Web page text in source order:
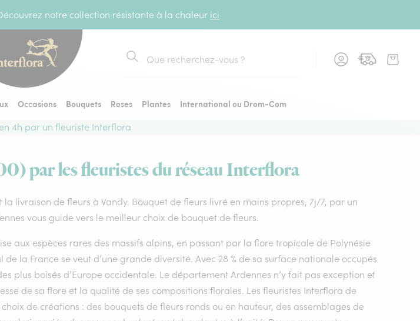
notre collection résistante à la chaleur ici
Rechercher
Occasions Bouquets Roses Plantes
International ou Drom-Com
4h par un fleuriste Interflora
par les fleuristes du réseau Interflora
la livraison de fleurs à Vandy. Bouquet de fleurs livré en mains propres, 7j/7, par un
vous guide vers le meilleur choix de bouquet de fleurs.
aux espèces rares des massifs alpins, en passant par la flore tropicale de Polynésie
la France se veut d’une grande diversité. Avec 28 % de sa surface nationale occupés
plus boisés d’Europe occidentale. Le département Ardennes n’y fait pas exception et
de sa flore et la qualité de ses compositions florales. Les fleuristes Interflora de
de créations : des bouquets de fleurs ronds ou en hauteur, des assemblages de